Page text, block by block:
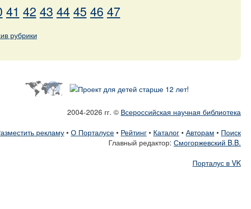
41 42 43 44 45 46 47
рубрики
2004-2026 гг. © Всероссийская научная библиотека
рекламу • О Порталусе • Рейтинг • Каталог • Авторам • Поиск
Главный редактор: Смогоржевский B.B.
Порталус в VK